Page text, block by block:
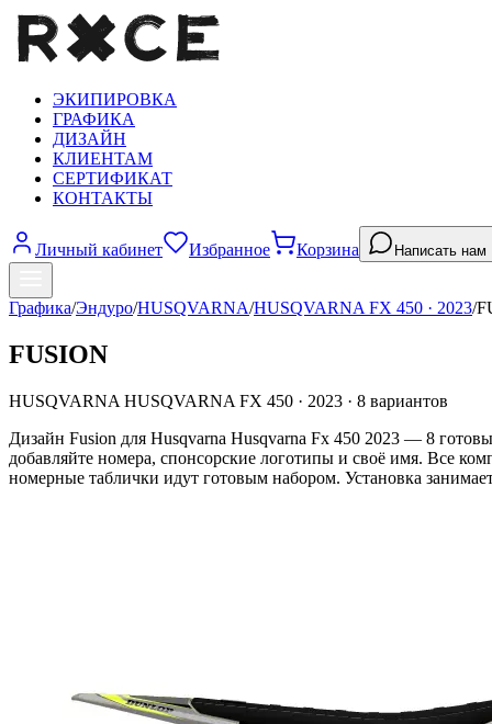
ЭКИПИРОВКА
ГРАФИКА
ДИЗАЙН
КЛИЕНТАМ
СЕРТИФИКАТ
КОНТАКТЫ
Личный кабинет Избранное Корзина Написать нам
Графика/Эндуро/HUSQVARNA/HUSQVARNA FX 450 · 2023/
FUSION
HUSQVARNA HUSQVARNA FX 450 · 2023 · 8 вариантов
Дизайн Fusion для Husqvarna Husqvarna Fx 450 2023 — 8
добавляйте номера, спонсорские логотипы и своё имя. Все
номерные таблички идут готовым набором. Установка